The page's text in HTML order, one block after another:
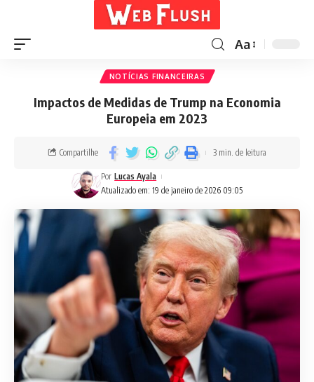
Aa
NOTÍCIAS FINANCEIRAS
Impactos de Medidas de Trump na Economia
Europeia em 2023
Atualizado em: 19 de janeiro de 2026 09:05
Por Lucas Ayala
Compartilhe 3 min. de leitura